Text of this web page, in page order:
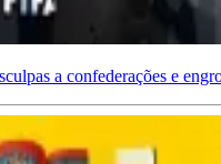
a confederações e